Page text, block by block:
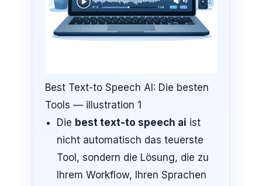
Best Text-to Speech AI: Die besten
Tools — illustration 1
Die best text-to speech ai ist
nicht automatisch das teuerste
Tool, sondern die Lösung, die zu
Ihrem Workflow, Ihren Sprachen